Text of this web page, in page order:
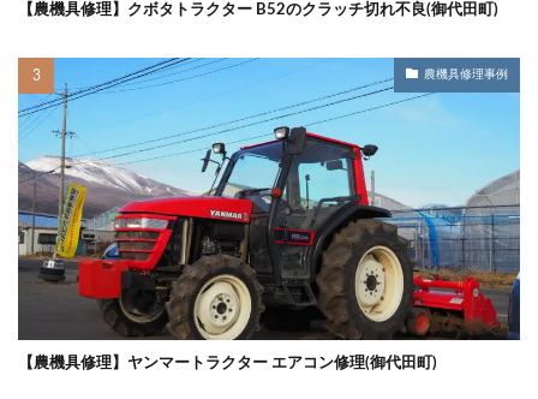
【農機具修理】クボタトラクター B52のクラッチ切れ不良(御代田町)
農機具修理事例
【農機具修理】ヤンマートラクター エアコン修理(御代田町)